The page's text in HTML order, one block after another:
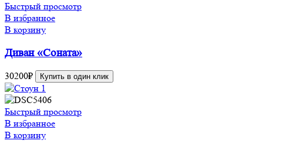
Быстрый просмотр
В избранное
В корзину
Диван «Соната»
30200₽ Купить в один клик
Быстрый просмотр
В избранное
В корзину